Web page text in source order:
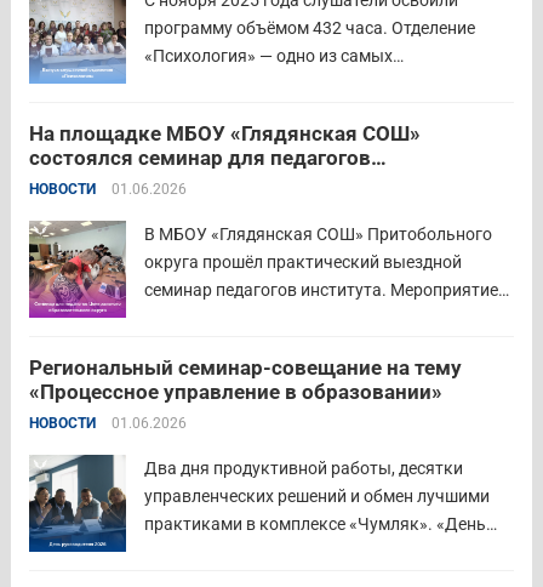
программу объёмом 432 часа. Отделение
«Психология» — одно из самых
квалифицированных педагогов-психологов в
общеобразовательных организациях. Все
выпускники успешно прошли итоговую
аттестацию в форме экзамена и получили
Читать дальше
На площадке МБОУ «Глядянская СОШ»
состоялся семинар для педагогов
Центрального образовательного округа
НОВОСТИ 01.06.2026
В МБОУ «Глядянская СОШ» Притобольного
округа прошёл практический выездной
семинар педагогов института. Мероприятие
Открывая встречу, заместитель
руководителя Управления образования
Притобольного муниципального округа
Наталья Сергеевна Иванова подчеркнула
важность очных практических встреч для...
Региональный семинар-совещание на тему
«Процессное управление в образовании»
НОВОСТИ 01.06.2026
Два дня продуктивной работы, десятки
управленческих решений и обмен лучшими
практиками в комплексе «Чумляк». «День